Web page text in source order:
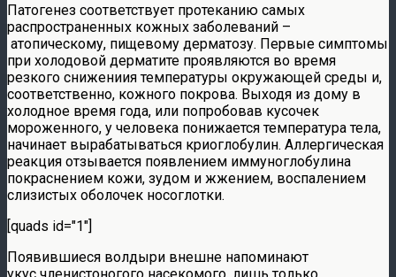
Патогенез соответствует протеканию самых
распространенных кожных заболеваний –
атопическому, пищевому дерматозу. Первые симптомы
при холодовой дерматите проявляются во время
резкого снижениия температуры окружающей среды и,
соответственно, кожного покрова. Выходя из дому в
холодное время года, или попробовав кусочек
мороженного, у человека понижается температура тела,
начинает вырабатываться криоглобулин. Аллергическая
реакция отзывается появлением иммуноглобулина
покраснением кожи, зудом и жжением, воспалением
слизистых оболочек носоглотки.
[quads id="1"]
Появившиеся волдыри внешне напоминают
укус членистоногого насекомого, лишь только